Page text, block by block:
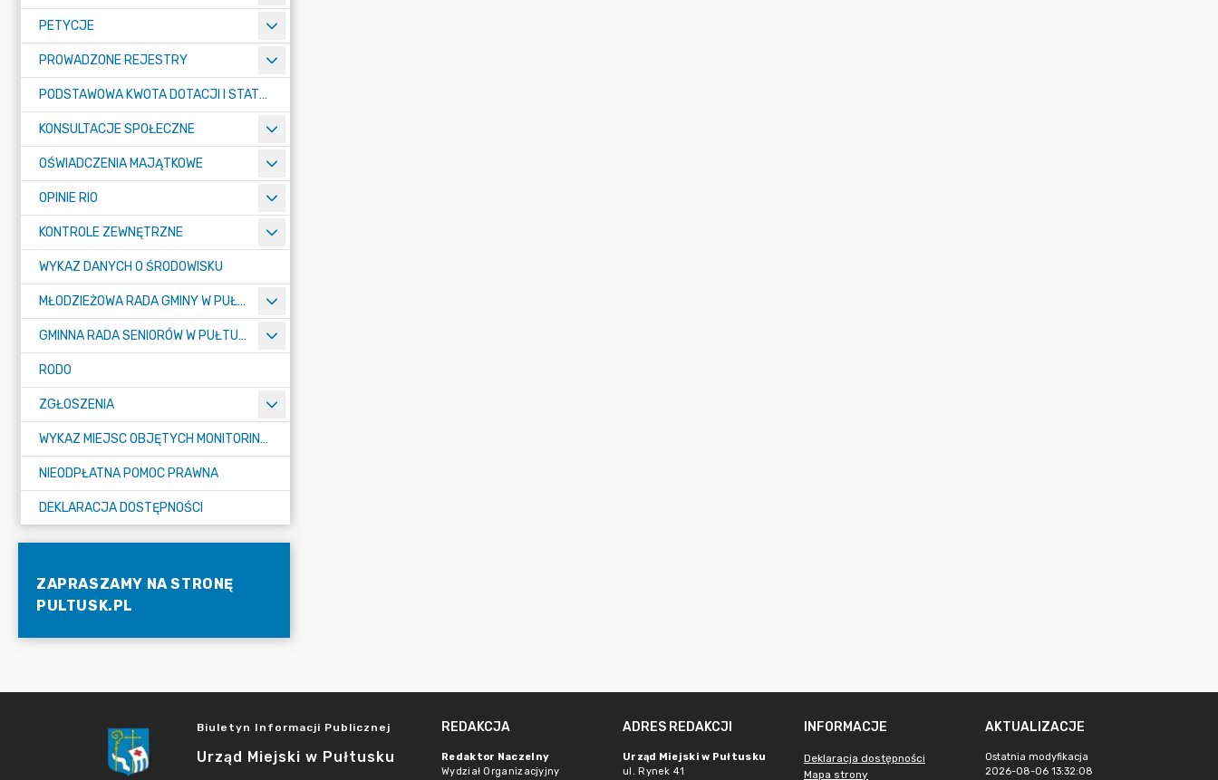
PETYCJE
PROWADZONE REJESTRY
PODSTAWOWA KWOTA DOTACJI I STATYSTYCZNA LICZBA UCZNIÓW
KONSULTACJE SPOŁECZNE
OŚWIADCZENIA MAJĄTKOWE
OPINIE RIO
KONTROLE ZEWNĘTRZNE
WYKAZ DANYCH O ŚRODOWISKU
MŁODZIEŻOWA RADA GMINY W PUŁTUSKU
GMINNA RADA SENIORÓW W PUŁTUSKU
RODO
ZGŁOSZENIA
WYKAZ MIEJSC OBJĘTYCH MONITORINGIEM
NIEODPŁATNA POMOC PRAWNA
DEKLARACJA DOSTĘPNOŚCI
ZAPRASZAMY NA STRONĘ
PULTUSK.PL
Biuletyn Informacji Publicznej
Urząd Miejski w Pułtusku
REDAKCJA
Redaktor Naczelny
Wydział Organizacjyjny
ADRES REDAKCJI
Urząd Miejski w Pułtusku
ul. Rynek 41
INFORMACJE
Deklaracja dostępności
Mapa strony
AKTUALIZACJE
Ostatnia modyfikacja
2026-08-06 13:32:08